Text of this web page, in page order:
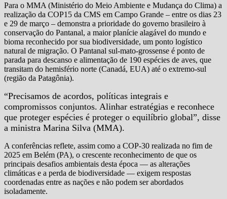
Para o MMA (Ministério do Meio Ambiente e Mudança do Clima) a
realização da COP15 da CMS em Campo Grande – entre os dias 23
e 29 de março – demonstra a prioridade do governo brasileiro à
conservação do Pantanal, a maior planície alagável do mundo e
bioma reconhecido por sua biodiversidade, um ponto logístico
natural de migração. O Pantanal sul-mato-grossense é ponto de
parada para descanso e alimentação de 190 espécies de aves, que
transitam do hemisfério norte (Canadá, EUA) até o extremo-sul
(região da Patagônia).
“Precisamos de acordos, políticas integrais e
compromissos conjuntos. Alinhar estratégias e reconhece
que proteger espécies é proteger o equilíbrio global”, disse
a ministra Marina Silva (MMA).
A conferências reflete, assim como a COP-30 realizada no fim de
2025 em Belém (PA), o crescente reconhecimento de que os
principais desafios ambientais desta época — as alterações
climáticas e a perda de biodiversidade — exigem respostas
coordenadas entre as nações e não podem ser abordados
isoladamente.